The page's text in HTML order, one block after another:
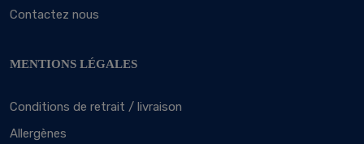
Contactez nous
MENTIONS LÉGALES
Conditions de retrait / livraison
Allergènes